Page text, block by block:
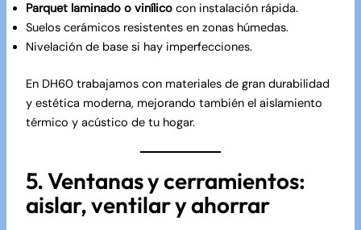
Parquet laminado o vinílicocon instalación rápida.
Suelos cerámicos resistentes en zonas húmedas.
Nivelación de base si hay imperfecciones.
En DH60trabajamos con materiales de gran durabilidad
y estética moderna, mejorando también el aislamiento
térmico y acústico de tu hogar.
5. Ventanas y cerramientos:
aislar, ventilar y ahorrar